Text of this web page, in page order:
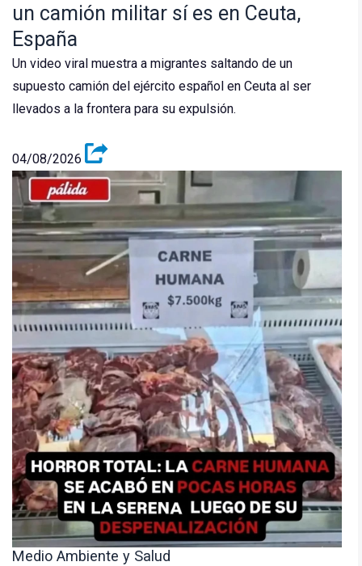
un camión militar sí es en Ceuta,
España
Un video viral muestra a migrantes saltando de un
supuesto camión del ejército español en Ceuta al ser
llevados a la frontera para su expulsión.
04/08/2026
Medio Ambiente y Salud